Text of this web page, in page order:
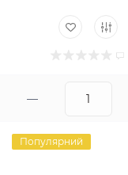
Популярний